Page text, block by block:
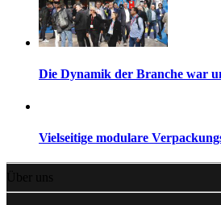
Die Dynamik der Branche war
Vielseitige modulare
Über uns